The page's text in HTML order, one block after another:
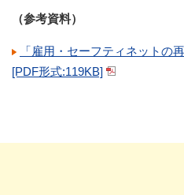
（参考資料）
「雇用・セーフティネットの
[PDF形式:119KB]